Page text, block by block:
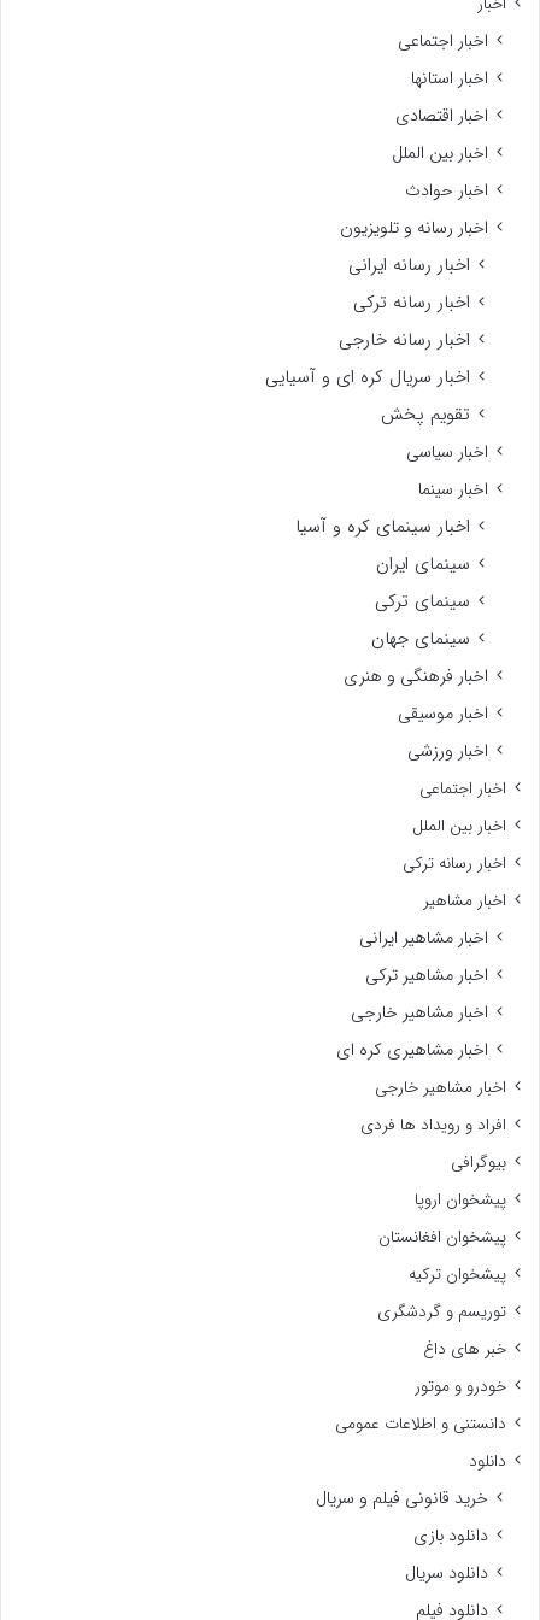
اخبار اجتماعی
اخبار استانها
اخبار اقتصادی
اخبار بین الملل
اخبار حوادث
اخبار رسانه و تلویزیون
اخبار رسانه ایرانی
اخبار رسانه ترکی
اخبار رسانه خارجی
اخبار سریال کره ای و آسیایی
تقویم پخش
اخبار سیاسی
اخبار سینما
اخبار سینمای کره و آسیا
سینمای ایران
سینمای ترکی
سینمای جهان
اخبار فرهنگی و هنری
اخبار موسیقی
اخبار ورزشی
اخبار اجتماعی
اخبار بین الملل
اخبار رسانه ترکی
اخبار مشاهیر
اخبار مشاهیر ایرانی
اخبار مشاهیر ترکی
اخبار مشاهیر خارجی
اخبار مشاهیری کره ای
اخبار مشاهیر خارجی
افراد و رویداد ها فردی
بیوگرافی
پیشخوان اروپا
پیشخوان افغانستان
پیشخوان ترکیه
توریسم و گردشگری
خبر های داغ
خودرو و موتور
دانستنی و اطلاعات عمومی
دانلود
خرید قانونی فیلم و سریال
دانلود بازی
دانلود سریال
دانلود فیلم